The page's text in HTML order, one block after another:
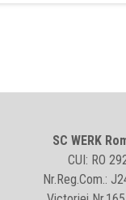
SC WERK
CUI: RO
Nr.Reg.Com.: